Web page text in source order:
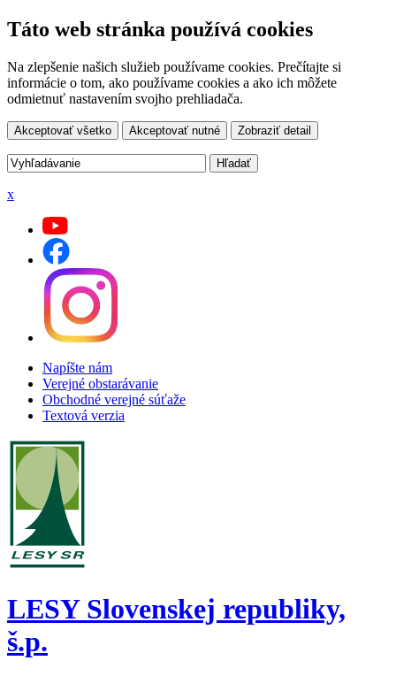
Táto web stránka používá cookies
Na zlepšenie našich služieb používame cookies. Prečítajte si
informácie o tom, ako používame cookies a ako ich môžete
odmietnuť nastavením svojho prehliadača.
Akceptovať všetko Akceptovať nutné Zobraziť detail
x
Napíšte nám
Verejné obstarávanie
Obchodné verejné súťaže
Textová verzia
LESY Slovenskej republiky,
š.p.